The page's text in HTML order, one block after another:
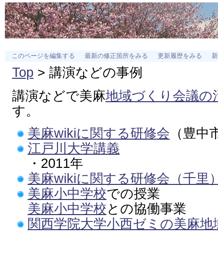
このページを編集する 最新の修正箇所をみる 更新履歴をみる
Top > 講演などの事例
講演などで美麻地域づくり会議の
す。
美麻wikiに関する研修会 （豊中
江戸川大学講義
・2011年
美麻wikiに関する研修会（千里
美麻小中学校での授業
美麻小中学校との協働事業
関西学院大学小西ゼミの美麻